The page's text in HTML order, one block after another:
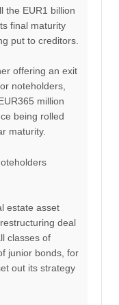
the EUR1 billion
final maturity
put to creditors.
offering an exit
noteholders,
million
being rolled
maturity.
estate asset
deal
classes of
junior bonds, for
out its strategy